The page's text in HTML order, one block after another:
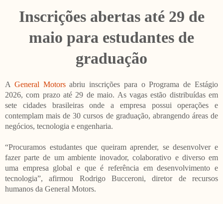
Inscrições abertas até 29 de
maio para estudantes de
graduação
A General Motorsabriu inscrições para o Programa de Estágio
2026, com prazo até 29 de maio. As vagas estão distribuídas em
sete cidades brasileiras onde a empresa possui operações e
contemplam mais de 30 cursos de graduação, abrangendo áreas de
negócios, tecnologia e engenharia.
“Procuramos estudantes que queiram aprender, se desenvolver e
fazer parte de um ambiente inovador, colaborativo e diverso em
uma empresa global e que é referência em desenvolvimento e
tecnologia”, afirmou Rodrigo Bucceroni, diretor de recursos
humanos da General Motors.